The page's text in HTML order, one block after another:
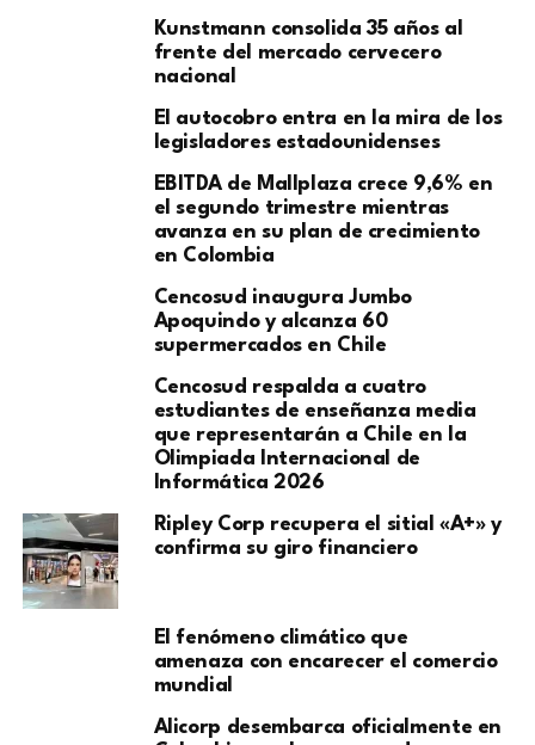
Kunstmann consolida 35 años al
frente del mercado cervecero
nacional
El autocobro entra en la mira de los
legisladores estadounidenses
EBITDA de Mallplaza crece 9,6% en
el segundo trimestre mientras
avanza en su plan de crecimiento
en Colombia
Cencosud inaugura Jumbo
Apoquindo y alcanza 60
supermercados en Chile
Cencosud respalda a cuatro
estudiantes de enseñanza media
que representarán a Chile en la
Olimpiada Internacional de
Informática 2026
Ripley Corp recupera el sitial «A+» y
confirma su giro financiero
El fenómeno climático que
amenaza con encarecer el comercio
mundial
Alicorp desembarca oficialmente en